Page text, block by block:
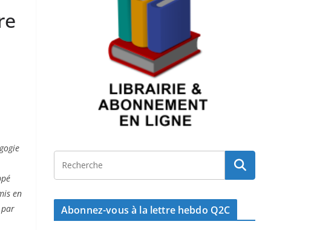
en
par
Abonnez-vous à la lettre hebdo Q2C